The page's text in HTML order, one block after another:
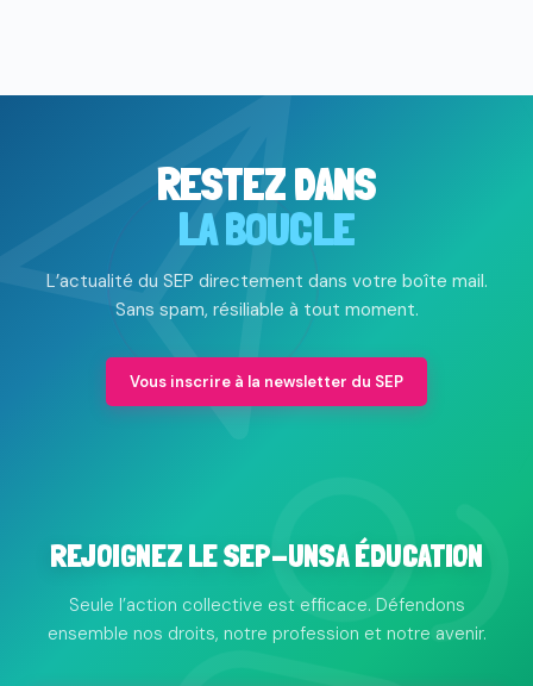
RESTEZ DANS
LA BOUCLE
L’actualité du SEP directement dans votre boîte mail.
Sans spam, résiliable à tout moment.
Vous inscrire à la newsletter du SEP
REJOIGNEZ LE SEP-UNSA ÉDUCATION
Seule l’action collective est efficace. Défendons
ensemble nos droits, notre profession et notre avenir.